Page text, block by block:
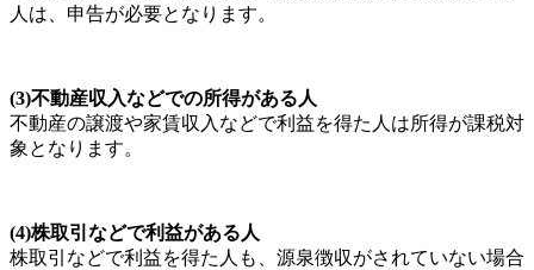
人は、申告が必要となります。
(3)不動産収入などでの所得がある人
不動産の譲渡や家賃収入などで利益を得た人は所得が課税対
象となります。
(4)株取引などで利益がある人
株取引などで利益を得た人も、源泉徴収がされていない場合